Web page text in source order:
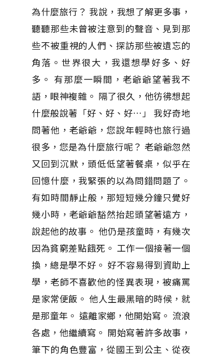
為什麼旅行？ 我說，我想了解更多事，
聽聽那些未曾被注意到的聲音、見到那
些不被重視的人們、探訪那些被遺忘的
角落。世界很大，我還想學好多、好
多。 有那麼一瞬間，老爺爺望著我不
語，眼神複雜。 隔了很久，他彷彿想起
什麼般說著「好、好、好…」 我好奇地
問著他，老爺爺，您說年輕時也旅行過
很多，您是為什麼旅行呢？ 老爺爺忽然
又回到沉默，頭低低望著餐桌，似乎在
回憶什麼，我緊張的以為問錯問題了。
有如時間靜止般，那短短幾分鐘只覺好
幾小時，老爺爺豁然抬起頭望著遠方，
說起他的故事。 他仍是孩童時，有幾次
因為貧窮差點餓死。 工作一個接著一個
換，總是學不好。 好不容易得到資助上
學，老師不喜歡他的怪異表現，被痛罵
是家常便飯。 他人生最黑暗的時候，就
是那童年。 遠離家鄉，他開始寫。 流浪
各處，他繼續寫。 開始寫著許多故事，
筆下的角色豐富，從國王到公主、從夜